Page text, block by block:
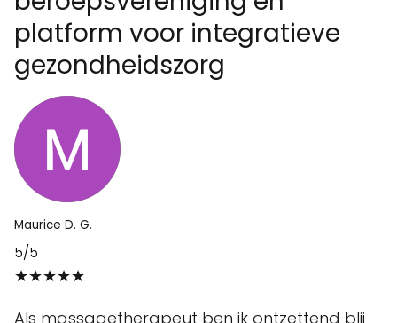
platform voor integratieve
gezondheidszorg
Maurice D. G.
5/5
★★★★★
Als massagetherapeut ben ik ontzettend blij